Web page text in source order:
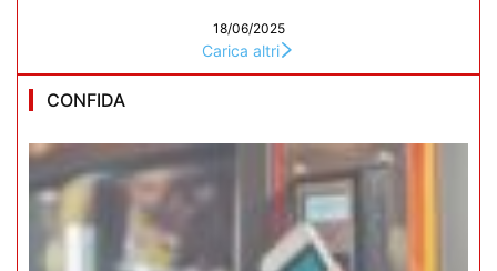
18/06/2025
Carica altri
CONFIDA